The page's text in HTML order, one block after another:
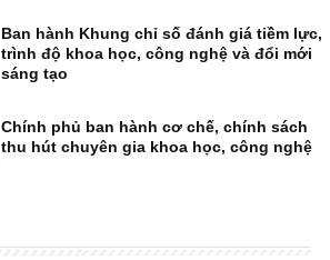
Ban hành Khung chỉ số đánh giá tiềm lực,
trình độ khoa học, công nghệ và đổi mới
sáng tạo
Chính phủ ban hành cơ chế, chính sách
thu hút chuyên gia khoa học, công nghệ